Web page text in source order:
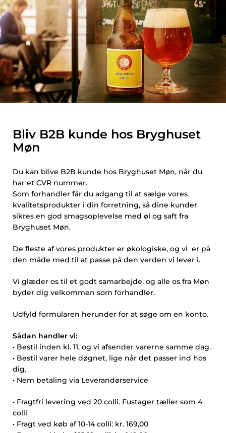
Bliv B2B kunde hos Bryghuset
Møn
Du kan blive B2B kunde hos Bryghuset Møn, når du
har et CVR nummer.
Som forhandler får du adgang til at sælge vores
kvalitetsprodukter i din forretning, så dine kunder
sikres en god smagsoplevelse med øl og saft fra
Bryghuset Møn.
De fleste af vores produkter er økologiske, og vi er på
den måde med til at passe på den verden vi lever i.
Vi glæder os til et godt samarbejde, og alle os fra Møn
byder dig velkommen som forhandler.
Udfyld formularen herunder for at søge om en konto.
Sådan handler vi:
• Bestil inden kl. 11, og vi afsender varerne samme dag.
• Bestil varer hele døgnet, lige når det passer ind hos
dig.
• Nem betaling via Leverandørservice
• Fragtfri levering ved 20 colli. Fustager tæller som 4
colli
• Fragt ved køb af 10-14 colli: kr. 169,00